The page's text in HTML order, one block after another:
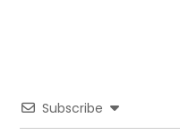
Subscribe